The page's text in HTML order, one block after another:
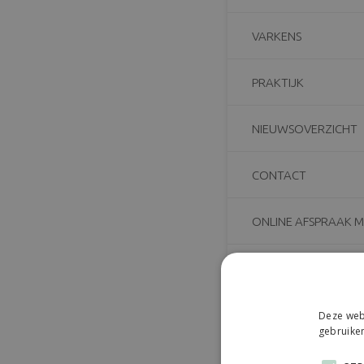
VARKENS
PRAKTIJK
NIEUWSOVERZICHT
CONTACT
ONLINE AFSPRAAK
Deze